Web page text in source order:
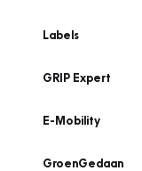
Labels
GRIP Expert
E-Mobility
GroenGedaan